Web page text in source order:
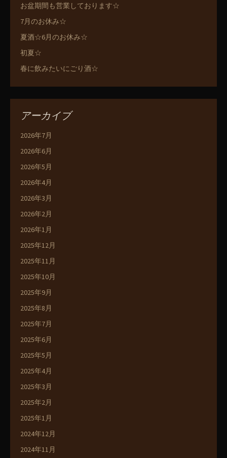
お盆期間も営業しております☆
7月のお休み☆
夏酒☆6月のお休み☆
初夏☆
春に飲みたいにごり酒☆
アーカイブ
2026年7月
2026年6月
2026年5月
2026年4月
2026年3月
2026年2月
2026年1月
2025年12月
2025年11月
2025年10月
2025年9月
2025年8月
2025年7月
2025年6月
2025年5月
2025年4月
2025年3月
2025年2月
2025年1月
2024年12月
2024年11月